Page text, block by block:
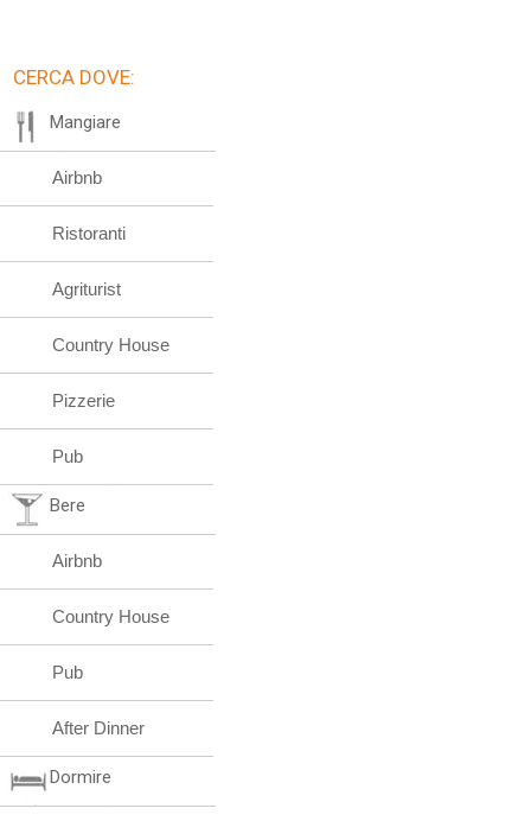
CERCA DOVE:
Mangiare
Airbnb
Ristoranti
Agriturist
Country House
Pizzerie
Pub
Bere
Airbnb
Country House
Pub
After Dinner
Dormire